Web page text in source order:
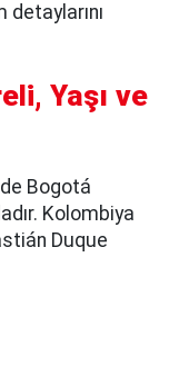
detaylarını
Yaşı ve
Bogotá
Kolombiya
Duque